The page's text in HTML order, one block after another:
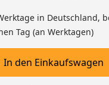
in Deutschland,
Tag (an Werktagen)
In den
In den Einkaufswagen